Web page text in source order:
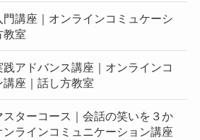
門講座｜オンラインコミュケーシ
教室
践アドバンス講座｜オンラインコ
講座｜話し方教室
スターコース｜会話の笑いを３か
ンラインコミュニケーション講座